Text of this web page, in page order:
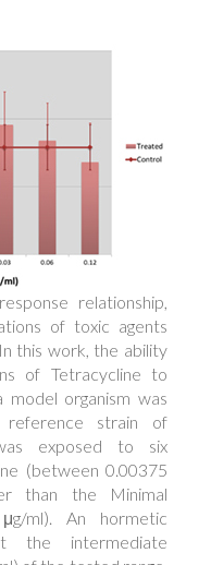
relationship,
of toxic agents
this work, the ability
of Tetracycline to
organism was
strain of
exposed to six
(between 0.00375
than the Minimal
ml). An hormetic
the intermediate